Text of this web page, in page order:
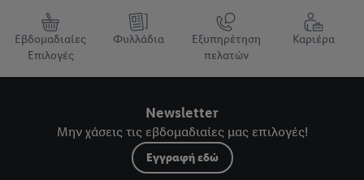
Εβδομαδιαίες
Επιλογές
Φυλλάδια
Εξυπηρέτηση
πελατών
Καριέρα
Newsletter
Μην χάσεις τις εβδομαδιαίες μας επιλογές!
Εγγραφή εδώ